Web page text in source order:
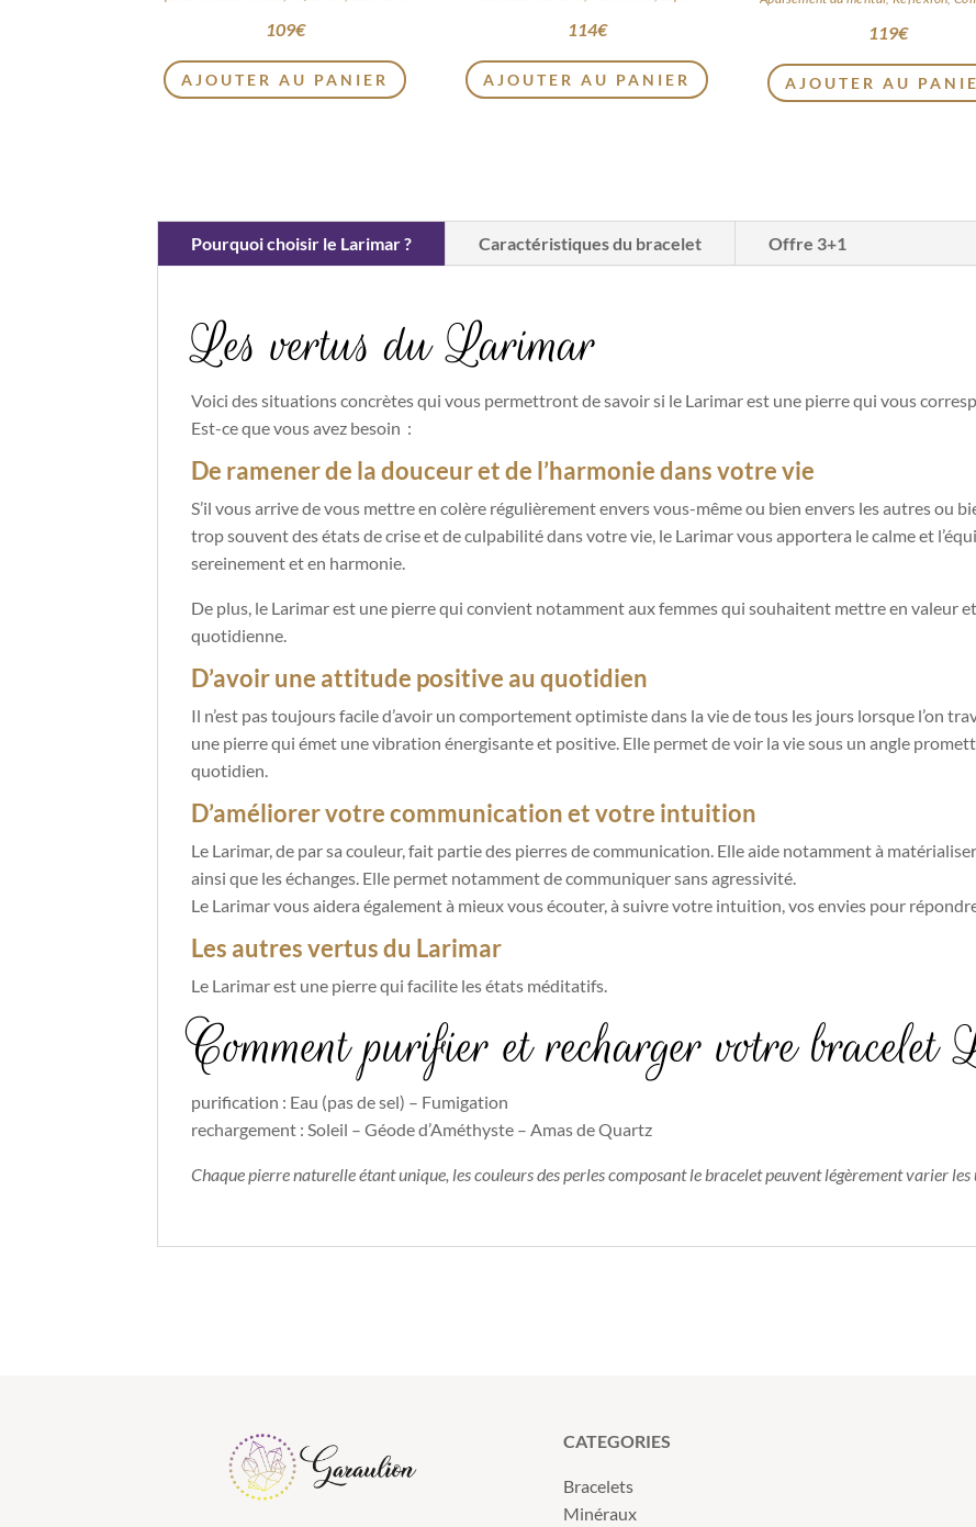
109€
AJOUTER AU PANIER
114€
AJOUTER AU PANIER
119€
AJOUTER AU
Pourquoi choisir le Larimar ? Caractéristiques du bracelet Offre 3+1
Les vertus du Larimar
Voici des situations concrètes qui vous permettront de savoir si le Larimar est une pierre qui vous
Est-ce que vous avez besoin :
De ramener de la douceur et de l’harmonie dans votre vie
S’il vous arrive de vous mettre en colère régulièrement envers vous-même ou bien envers les autres ou
trop souvent des états de crise et de culpabilité dans votre vie, le Larimar vous apportera le calme et
sereinement et en harmonie.
De plus, le Larimar est une pierre qui convient notamment aux femmes qui souhaitent mettre en valeur
quotidienne.
D’avoir une attitude positive au quotidien
Il n’est pas toujours facile d’avoir un comportement optimiste dans la vie de tous les jours lorsque l’on
une pierre qui émet une vibration énergisante et positive. Elle permet de voir la vie sous un angle
quotidien.
D’améliorer votre communication et votre intuition
Le Larimar, de par sa couleur, fait partie des pierres de communication. Elle aide notamment à
ainsi que les échanges. Elle permet notamment de communiquer sans agressivité.
Le Larimar vous aidera également à mieux vous écouter, à suivre votre intuition, vos envies pour
Les autres vertus du Larimar
Le Larimar est une pierre qui facilite les états méditatifs.
Comment purifier et recharger votre
purification : Eau (pas de sel) – Fumigation
rechargement : Soleil – Géode d’Améthyste – Amas de Quartz
Chaque pierre naturelle étant unique, les couleurs des perles composant le bracelet peuvent légèrement varier
CATEGORIES
Bracelets
Minéraux